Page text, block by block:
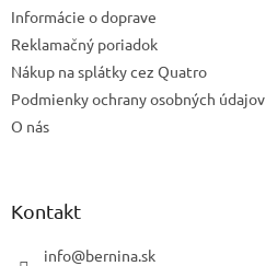
Informácie o doprave
Reklamačný poriadok
Nákup na splátky cez Quatro
Podmienky ochrany osobných údajov
O nás
Kontakt
info@bernina.sk